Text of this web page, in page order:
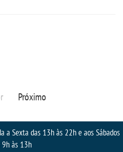
Próximo
a Sexta das 13h às 22h e aos Sábados
9h às 13h